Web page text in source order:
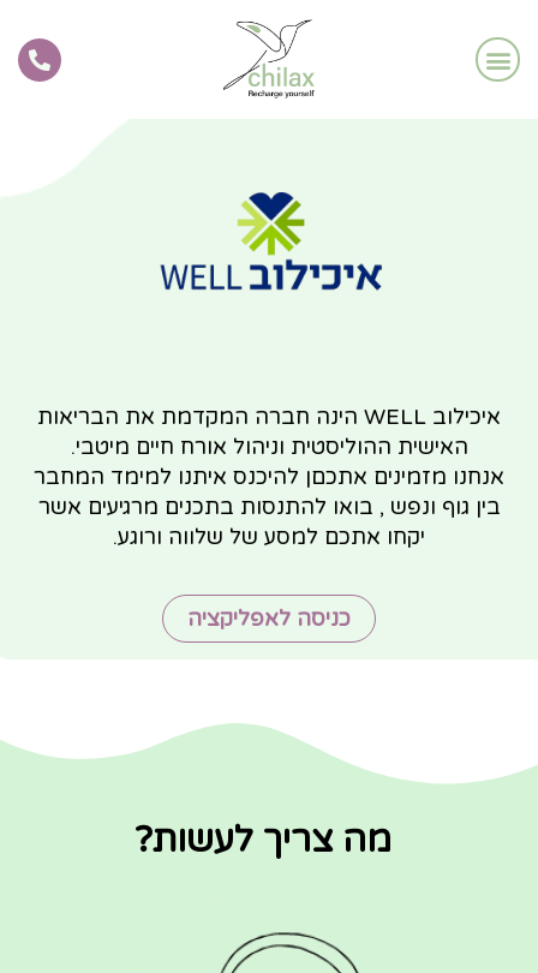
איכילוב WELL הינה חברה המקדמת את הבריאות
האישית ההוליסטית וניהול אורח חיים מיטבי.
אנחנו מזמינים אתכםן להיכנס איתנו למימד המחבר
בין גוף ונפש , בואו להתנסות בתכנים מרגיעים אשר
יקחו אתכם למסע של שלווה ורוגע.
כניסה לאפליקציה
מה צריך לעשות?